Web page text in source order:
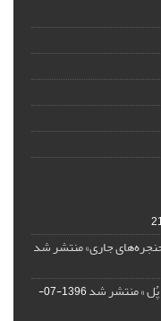
جاری» منتشر شد
پُل » منتشر شد
1396-07-